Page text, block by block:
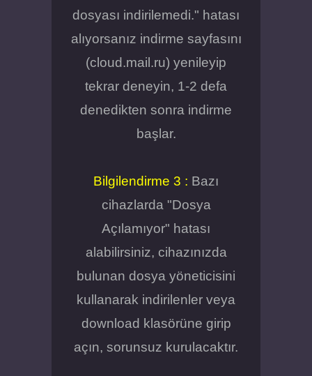
dosyası indirilemedi." hatası
alıyorsanız indirme sayfasını
(cloud.mail.ru) yenileyip
tekrar deneyin, 1-2 defa
denedikten sonra indirme
başlar.
Bilgilendirme 3 : Bazı
cihazlarda "Dosya
Açılamıyor" hatası
alabilirsiniz, cihazınızda
bulunan dosya yöneticisini
kullanarak indirilenler veya
download klasörüne girip
açın, sorunsuz kurulacaktır.